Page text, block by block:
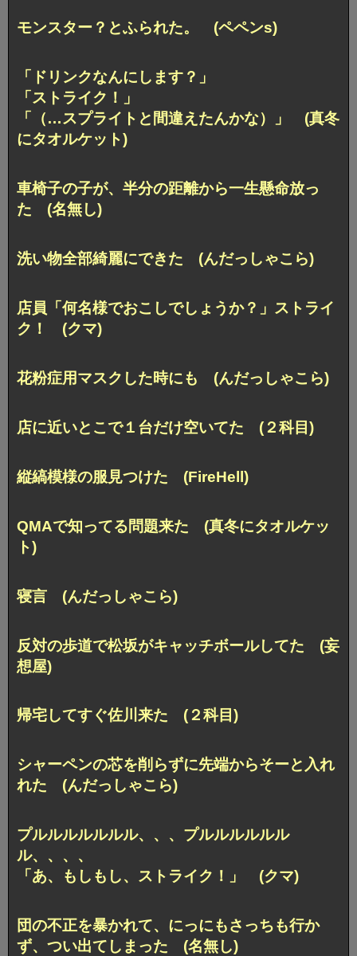
モンスター？とふられた。 (ペペンs)
「ドリンクなんにします？」
「ストライク！」
「（…スプライトと間違えたんかな）」 (真冬
にタオルケット)
車椅子の子が、半分の距離から一生懸命放っ
た (名無し)
洗い物全部綺麗にできた (んだっしゃこら)
店員「何名様でおこしでしょうか？」ストライ
ク！ (クマ)
花粉症用マスクした時にも (んだっしゃこら)
店に近いとこで１台だけ空いてた (２科目)
縦縞模様の服見つけた (FireHell)
QMAで知ってる問題来た (真冬にタオルケッ
ト)
寝言 (んだっしゃこら)
反対の歩道で松坂がキャッチボールしてた (妄
想屋)
帰宅してすぐ佐川来た (２科目)
シャーペンの芯を削らずに先端からそーと入れ
れた (んだっしゃこら)
プルルルルルルル、、、プルルルルルル
ル、、、、
「あ、もしもし、ストライク！」 (クマ)
団の不正を暴かれて、にっにもさっちも行か
ず、つい出てしまった (名無し)